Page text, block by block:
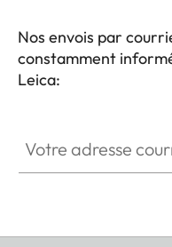
Nos envois par
constamment
Leica: